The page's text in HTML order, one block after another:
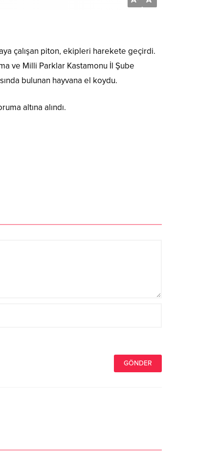
çalışan piton, ekipleri harekete geçirdi.
ve Milli Parklar Kastamonu İl Şube
bulunan hayvana el koydu.
altına alındı.